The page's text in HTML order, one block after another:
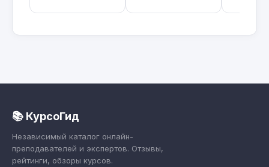
📚 КурсоГид
Независимый каталог онлайн-
преподавателей и экспертов. Отзывы,
рейтинги, обзоры курсов.